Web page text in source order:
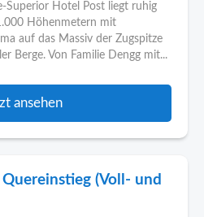
Superior Hotel Post liegt ruhig
Höhenmetern mit
auf das Massiv der Zugspitze
Berge. Von Familie Dengg mit...
ansehen
(Voll- und